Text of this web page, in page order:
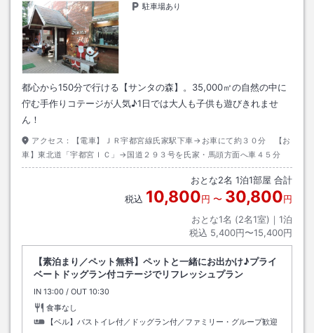
駐車場あり
都心から150分で行ける【サンタの森】。35,000㎡の自然の中に
佇む手作りコテージが人気♪1日では大人も子供も遊びきれませ
ん！
アクセス：
【電車】ＪＲ宇都宮線氏家駅下車→お車にて約３０分 【お
車】東北道「宇都宮ＩＣ」→国道２９３号を氏家・馬頭方面へ車４５分
おとな2名 1泊1部屋 合計
税込 10,800円 〜 30,800円
おとな1名 (2名1室)｜ 1泊
税込 5,400円〜15,400円
【素泊まり／ペット無料】ペットと一緒にお出かけ♪プライ
ベートドッグラン付コテージでリフレッシュプラン
IN チェックイン
13:00 / OUT チェックアウト
10:30
食事なし
【ベル】バストイレ付／ドッグラン付／ファミリー・グループ歓迎